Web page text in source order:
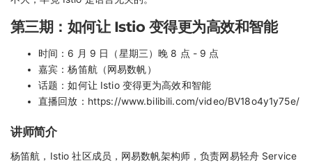
第三期：如何让 Istio 变得更为高效和智能
时间：6 月 9 日（星期三）晚 8 点 - 9 点
嘉宾：杨笛航（网易数帆）
话题：如何让 Istio 变得更为高效和智能
直播回放：https://www.bilibili.com/video/BV18o4y1y75e/
讲师简介
杨笛航，Istio 社区成员，网易数帆架构师，负责网易轻舟 Service